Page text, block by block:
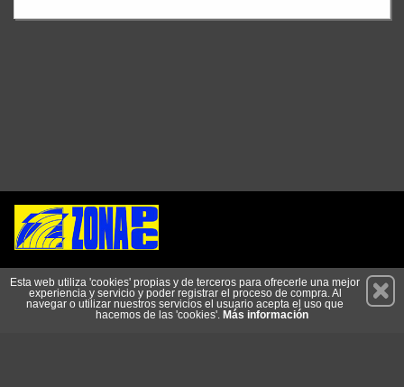
Suscríbete
Esta web utiliza 'cookies' propias y de terceros para ofrecerle una mejor
experiencia y servicio y poder registrar el proceso de compra. Al
navegar o utilizar nuestros servicios el usuario acepta el uso que
hacemos de las 'cookies'. Más información